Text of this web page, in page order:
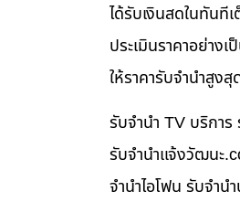
ได้รับเงินสดในทันที
ประเมินราคาอย่างเ
ให้ราคารับจำนำสูง
รับจำนำ TV บริกา
รับจํานําแจ้งวัฒนะ
จำนำไอโฟน รับจำน